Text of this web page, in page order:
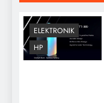
ELEKTRONIK
HP